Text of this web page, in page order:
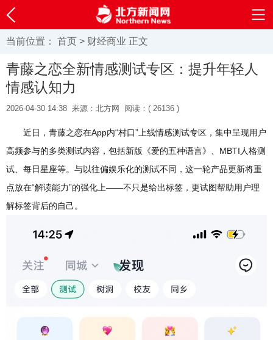
当前位置： 首页 > 财经商业 正文
青藤之恋全新情感测试专区：提升年轻人
情感认知力
2026-04-30 14:38 来源：北方网 阅读：( 26136 )
近日，青藤之恋在App内“村口”上线情感测试专区，集中呈现用户
高频参与的多类测试内容，包括新版《爱的五种语言》、MBTI人格测
试、每日星座等。与以往偏娱乐化的测试不同，这一轮产品更新将重
点放在“解读能力”的强化上——不只是给出标签，更试图帮助用户理
解标签背后的自己。